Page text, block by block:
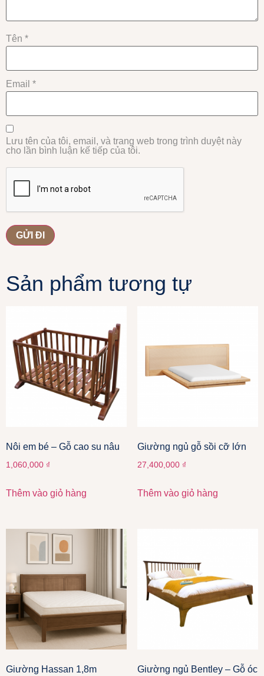
Tên *
Email *
Lưu tên của tôi, email, và trang web trong trình duyệt này
cho lần bình luận kế tiếp của tôi.
Sản phẩm tương tự
Nôi em bé – Gỗ cao su nâu
1,060,000 ₫
Thêm vào giỏ hàng
Giường ngủ gỗ sồi cỡ lớn
27,400,000 ₫
Thêm vào giỏ hàng
Giường Hassan 1,8m
Giường ngủ Bentley – Gỗ óc